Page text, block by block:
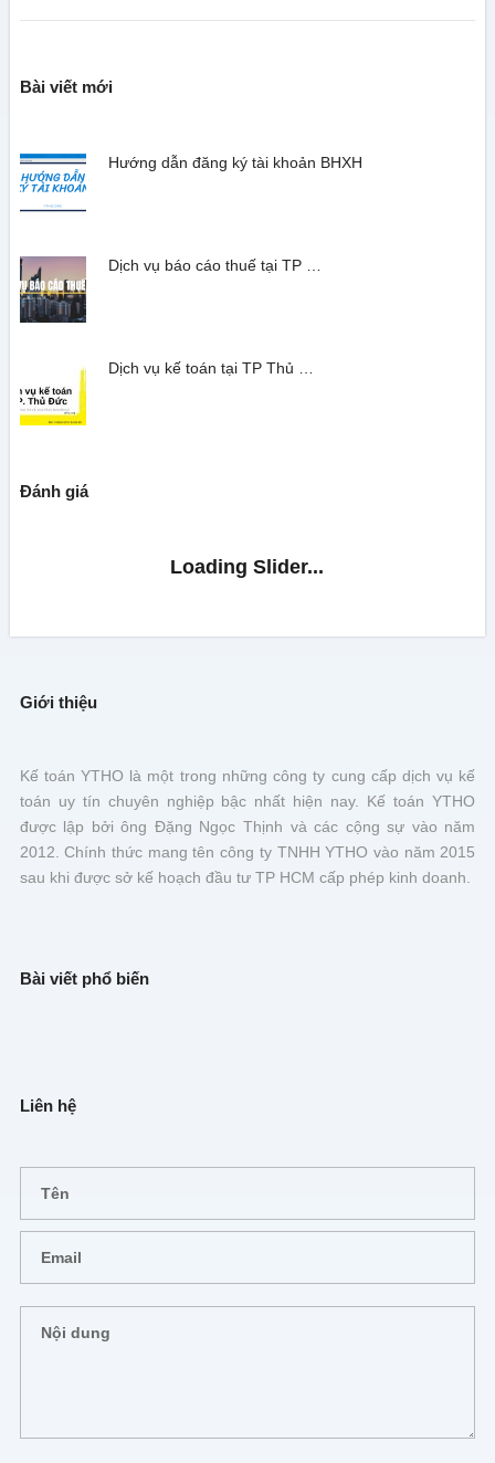
Bài viết mới
Hướng dẫn đăng ký tài khoản BHXH
Dịch vụ báo cáo thuế tại TP …
Dịch vụ kế toán tại TP Thủ …
Đánh giá
Giới thiệu
Kế toán YTHO là một trong những công ty cung cấp dịch vụ kế
toán uy tín chuyên nghiệp bậc nhất hiện nay. Kế toán YTHO
được lập bởi ông Đặng Ngọc Thịnh và các cộng sự vào năm
2012. Chính thức mang tên công ty TNHH YTHO vào năm 2015
sau khi được sở kế hoạch đầu tư TP HCM cấp phép kinh doanh.
Bài viết phổ biến
Liên hệ